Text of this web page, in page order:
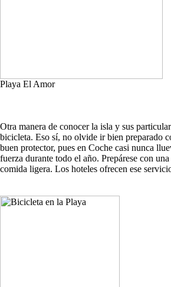
Playa El Amor
Otra manera de conocer la isla y sus
bicicleta. Eso sí, no olvide ir bien preparado
buen protector, pues en Coche casi nunca
fuerza durante todo el año. Prepárese con
comida ligera. Los hoteles ofrecen ese